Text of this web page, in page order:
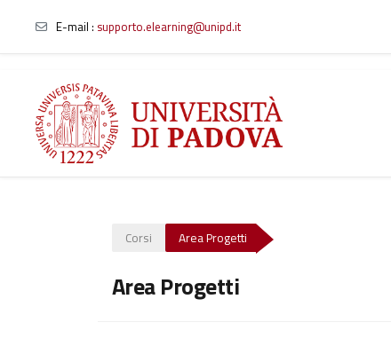
Vai al contenuto principale
E-mail : supporto.elearning@unipd.it
Corsi Area Progetti
Area Progetti